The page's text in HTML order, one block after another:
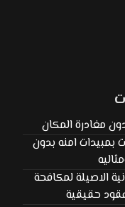
مغادرة المكان
بمبيدات امنه بدون
الاصيلة لمكافحة
حقيقية